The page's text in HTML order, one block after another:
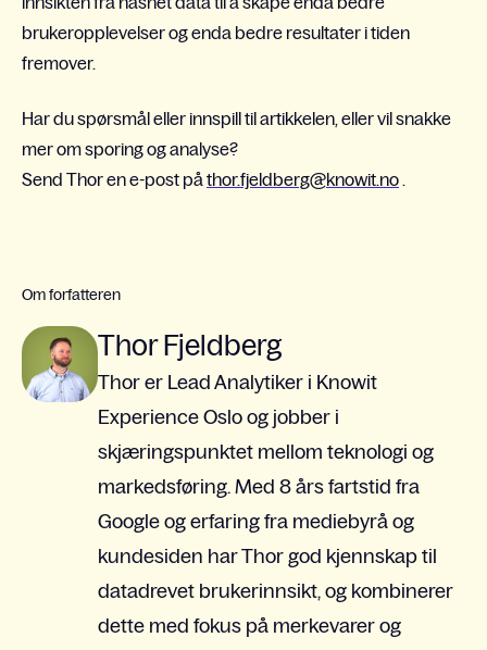
brukeropplevelser og enda bedre resultater i tiden
fremover.
Har du spørsmål eller innspill til artikkelen, eller vil snakke
mer om sporing og analyse?
Send Thor en e-post påthor.fjeldberg@knowit.no .
Om forfatteren
Thor Fjeldberg
Thor er Lead Analytiker i Knowit
Experience Oslo og jobber i
skjæringspunktet mellom teknologi og
markedsføring. Med 8 års fartstid fra
Google og erfaring fra mediebyrå og
kundesiden har Thor god kjennskap til
datadrevet brukerinnsikt, og kombinerer
dette med fokus på merkevarer og